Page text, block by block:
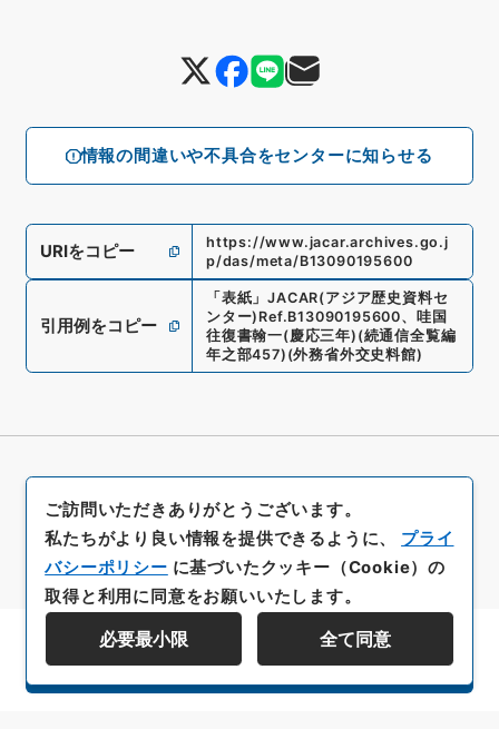
情報の間違いや不具合をセンターに知らせる
URIをコピー
https://www.jacar.archives.go.j
p/das/meta/B13090195600
引用例をコピー
「 表紙 」JACAR(アジア歴史資料セ
ンター) Ref.B13090195600、 哇国
往復書翰一(慶応三年) (続通信全覧編
年之部457) (外務省外交史料館)
資料群階層を表示する
ご訪問いただきありがとうございます。
私たちがより良い情報を提供できるように、 プライ
バシーポリシー に基づいたクッキー（Cookie）の
取得と利用に同意をお願いいたします。
必要最小限 全て同意